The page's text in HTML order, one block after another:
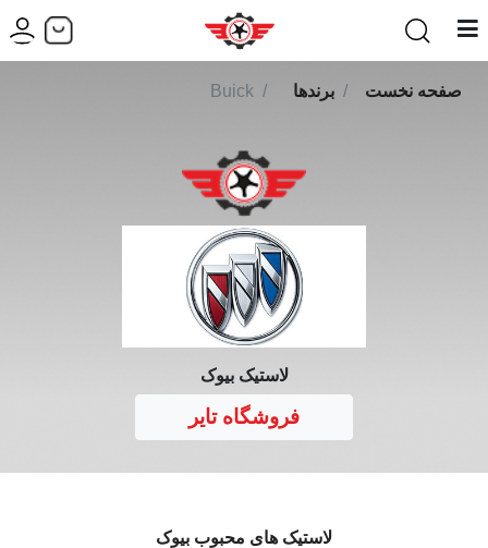
صفحه نخست برندها Buick
لاستیک بیوک
فروشگاه تایر
لاستیک های محبوب بیوک